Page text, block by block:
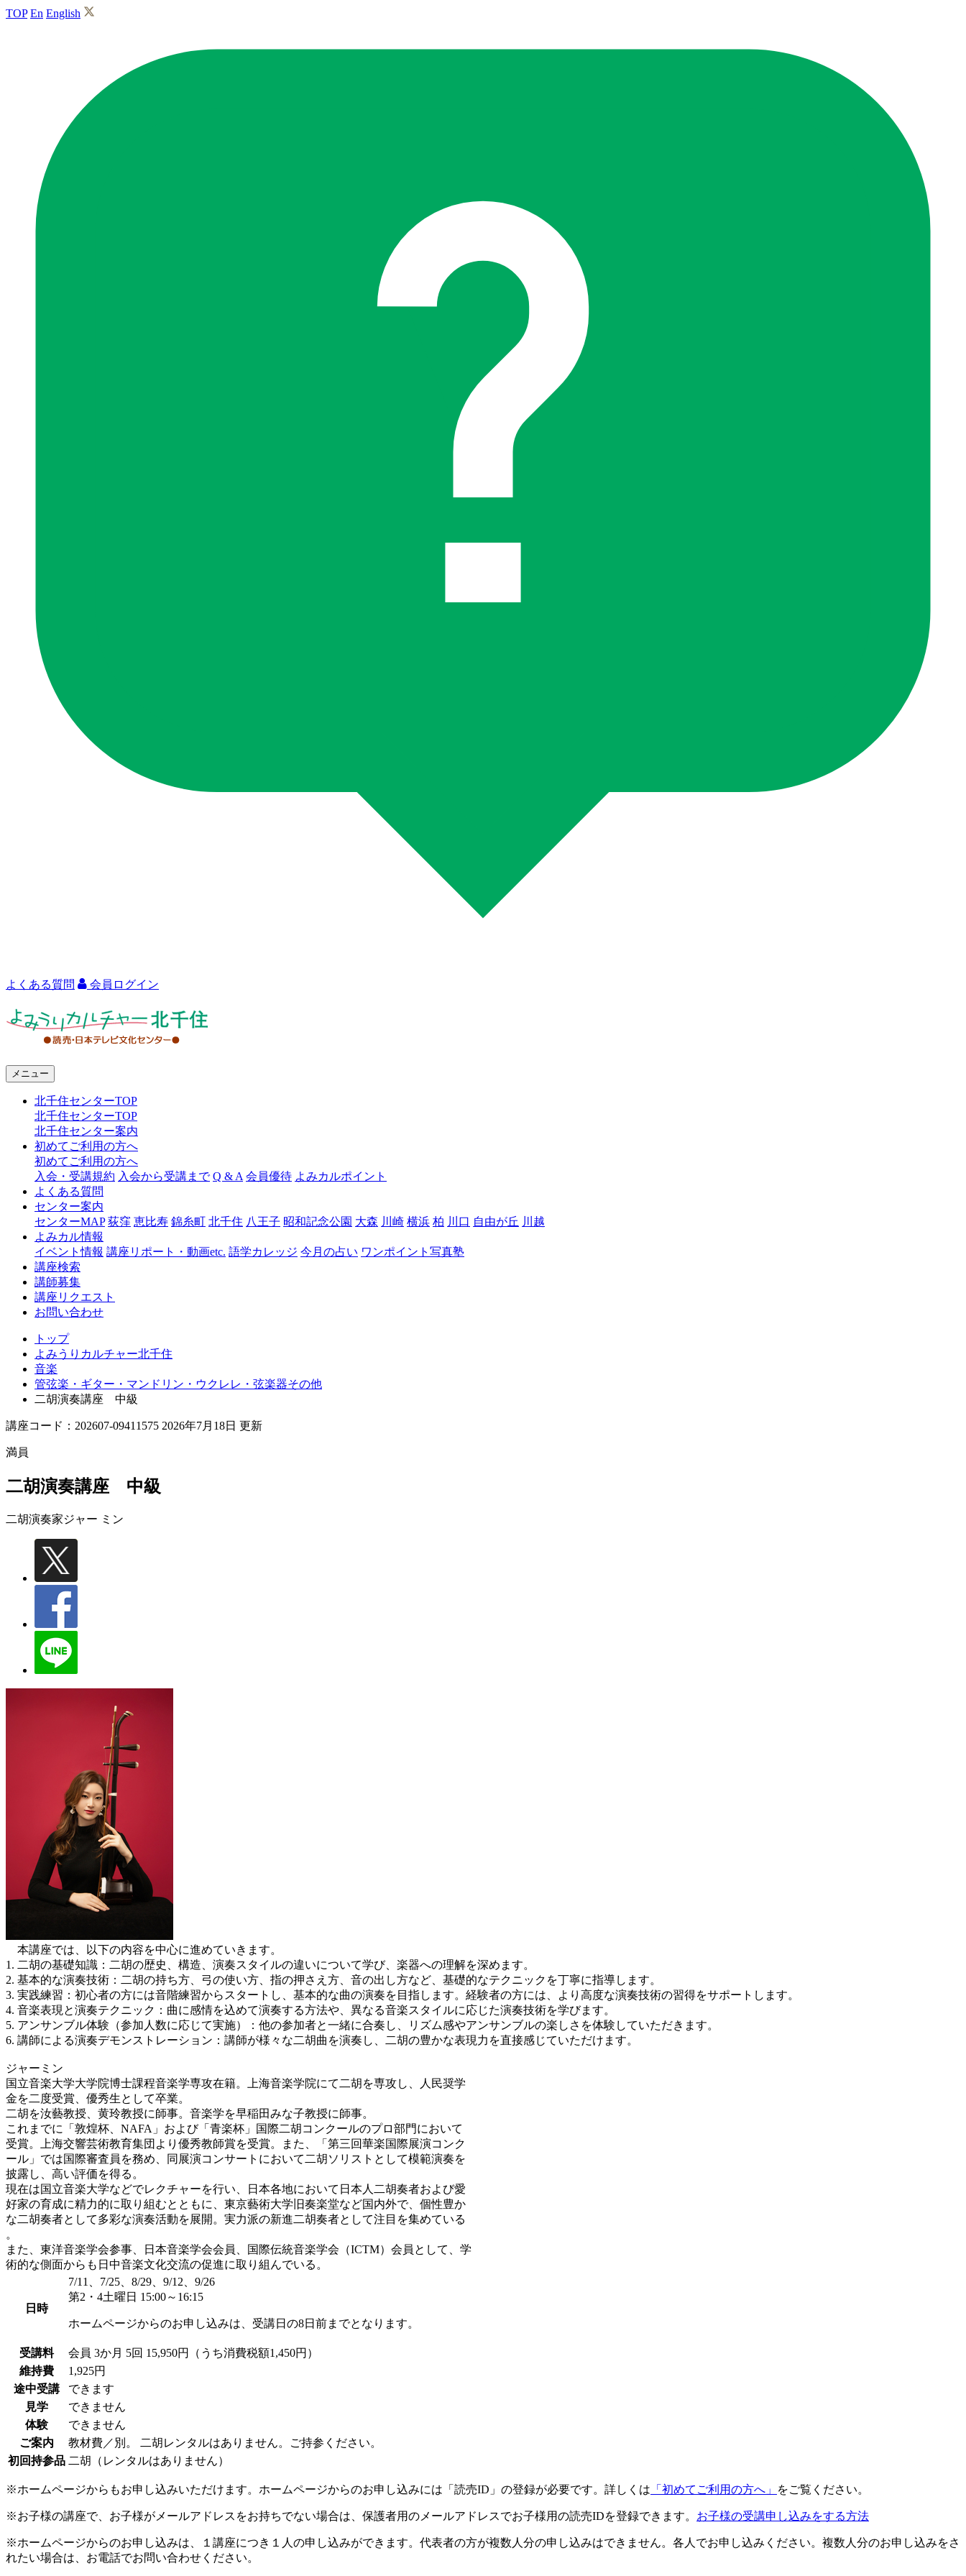
TOP En English
よくある質問 会員ログイン
ャ
北
千
メニュー
北千住センターTOP
北千住センターTOP
北千住センター案内
初めてご利用の方へ
初めてご利用の方へ
入会・受講規約 入会から受講まで Q & A 会員優待 よみカルポイント
よくある質問
センター案内
センターMAP 荻窪 恵比寿 錦糸町 北千住 八王子 昭和記念公園 大森 川崎 横浜 柏 川口 自由が丘 川越
よみカル情報
イベント情報 講座リポート・動画etc. 語学カレッジ 今月の占い ワンポイント写真塾
講座検索
講師募集
講座リクエスト
お問い合わせ
トップ
よみうりカルチャー北千住
音楽
管弦楽・ギター・マンドリン・ウクレレ・弦楽器その他
二胡演奏講座 中級
講座コード：202607-09411575 2026年7月18日 更新
満員
二胡演奏講座 中級
二胡演奏家ジャー ミン
本講座では、以下の内容を中心に進めていきます。
1. 二胡の基礎知識：二胡の歴史、構造、演奏スタイルの違いについて学び、楽器への理解を深めます。
2. 基本的な演奏技術：二胡の持ち方、弓の使い方、指の押さえ方、音の出し方など、基礎的なテクニックを丁寧に指導します。
3. 実践練習：初心者の方には音階練習からスタートし、基本的な曲の演奏を目指します。経験者の方には、より高度な演奏技術の習得をサポートします。
4. 音楽表現と演奏テクニック：曲に感情を込めて演奏する方法や、異なる音楽スタイルに応じた演奏技術を学びます。
5. アンサンブル体験（参加人数に応じて実施）：他の参加者と一緒に合奏し、リズム感やアンサンブルの楽しさを体験していただきます。
6. 講師による演奏デモンストレーション：講師が様々な二胡曲を演奏し、二胡の豊かな表現力を直接感じていただけます。
ジャーミン
国立音楽大学大学院博士課程音楽学専攻在籍。上海音楽学院にて二胡を専攻し、人民奨学
金を二度受賞、優秀生として卒業。
二胡を汝藝教授、黄玲教授に師事。音楽学を早稲田みな子教授に師事。
これまでに「敦煌杯、NAFA」および「青楽杯」国際二胡コンクールのプロ部門において
受賞。上海交響芸術教育集団より優秀教師賞を受賞。また、「第三回華楽国際展演コンク
ール」では国際審査員を務め、同展演コンサートにおいて二胡ソリストとして模範演奏を
披露し、高い評価を得る。
現在は国立音楽大学などでレクチャーを行い、日本各地において日本人二胡奏者および愛
好家の育成に精力的に取り組むとともに、東京藝術大学旧奏楽堂など国内外で、個性豊か
な二胡奏者として多彩な演奏活動を展開。実力派の新進二胡奏者として注目を集めている
。
また、東洋音楽学会参事、日本音楽学会会員、国際伝統音楽学会（ICTM）会員として、学
術的な側面からも日中音楽文化交流の促進に取り組んでいる。
日時
7/11、7/25、8/29、9/12、9/26
第2・4土曜日 15:00～16:15
ホームページからのお申し込みは、受講日の8日前までとなります。
受講料 会員 3か月 5回 15,950円（うち消費税額1,450円）
維持費
1,925円
途中受講
できます
見学
できません
体験
できません
ご案内
教材費／別。 二胡レンタルはありません。ご持参ください。
初回持参品 二胡（レンタルはありません）
※ホームページからもお申し込みいただけます。ホームページからのお申し込みには「読売ID」の登録が必要です。詳しくは 「初めてご利用の方へ」 をご覧ください。
※お子様の講座で、お子様がメールアドレスをお持ちでない場合は、保護者用のメールアドレスでお子様用の読売IDを登録できます。 お子様の受講申し込みをする方法
※ホームページからのお申し込みは、１講座につき１人の申し込みができます。代表者の方が複数人分の申し込みはできません。各人でお申し込みください。複数人分のお申し込みをさ
れたい場合は、お電話でお問い合わせください。